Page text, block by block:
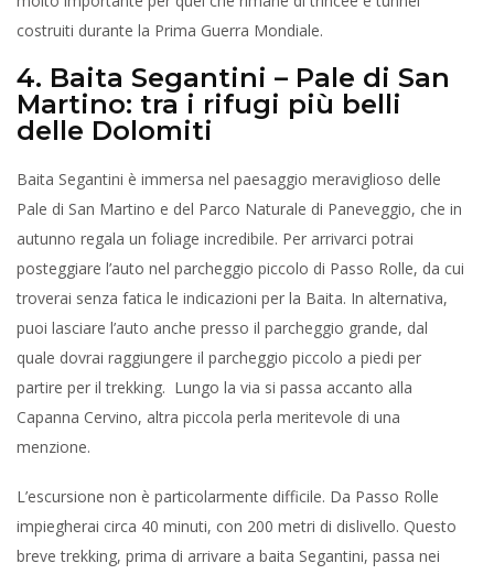
costruiti durante la Prima Guerra Mondiale.
4. Baita Segantini – Pale di San
Martino: tra i rifugi più belli
delle Dolomiti
Baita Segantini è immersa nel paesaggio meraviglioso delle
Pale di San Martino e del Parco Naturale di Paneveggio, che in
autunno regala un foliage incredibile. Per arrivarci potrai
posteggiare l’auto nel parcheggio piccolo di Passo Rolle, da cui
troverai senza fatica le indicazioni per la Baita. In alternativa,
puoi lasciare l’auto anche presso il parcheggio grande, dal
quale dovrai raggiungere il parcheggio piccolo a piedi per
partire per il trekking. Lungo la via si passa accanto alla
Capanna Cervino, altra piccola perla meritevole di una
menzione.
L’escursione non è particolarmente difficile. Da Passo Rolle
impiegherai circa 40 minuti, con 200 metri di dislivello. Questo
breve trekking, prima di arrivare a baita Segantini, passa nei